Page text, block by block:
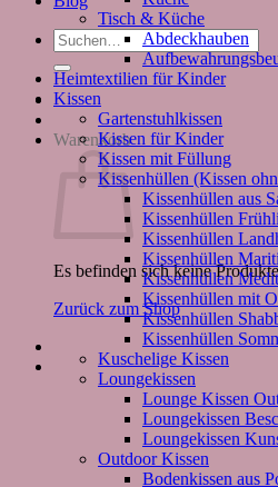
Suchen
nach:
Warenkorb
Es befinden sich keine
Zurück zum Shop
Tisch & Küche
Abdeckhauben
Heimtextilien für Kinder
Kissen
Gartenstuhlkissen
Kissen für Kinder
Kissen mit Füllung
Kissenhüllen (Kissen
Kissenhüllen aus
Kissenhüllen
Kissenhüllen
Kissenhüllen
Kissenhüllen
Kissenhüllen mit
Kissenhüllen
Kissenhüllen
Kuschelige Kissen
Loungekissen
Lounge Kissen
Loungekissen
Loungekissen
Outdoor Kissen
Bodenkissen aus